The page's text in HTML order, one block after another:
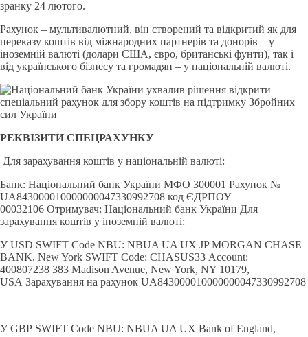
зранку 24 лютого.
Рахунок – мультивалютний, він створений та відкритий як для
переказу коштів від міжнародних партнерів та донорів – у
іноземній валюті (долари США, євро, британські фунти), так і
від українського бізнесу та громадян – у національній валюті.
РЕКВІЗИТИ СПЕЦРАХУНКУ
Для зарахування коштів у національній валюті:
Банк: Національний банк України МФО 300001 Рахунок №
UA843000010000000047330992708 код ЄДРПОУ
00032106 Отримувач: Національний банк України Для
зарахування коштів у іноземній валюті:
У USD SWIFT Code NBU: NBUA UA UX JP MORGAN CHASE
BANK, New York SWIFT Code: CHASUS33 Account:
400807238 383 Madison Avenue, New York, NY 10179,
USA Зарахування на рахунок UA843000010000000047330992708
У GBP SWIFT Code NBU: NBUA UA UX Bank of England,